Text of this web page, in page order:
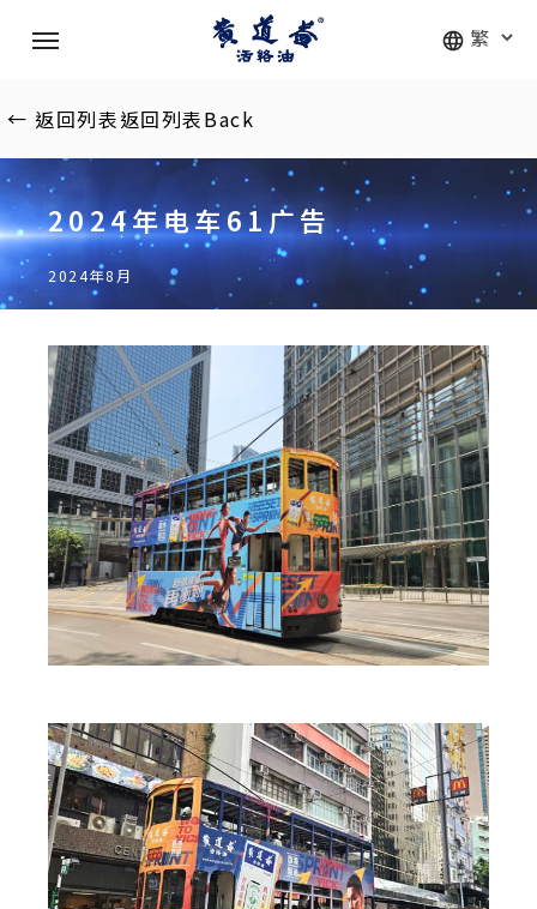
content
Menu
← 返回列表返回列表Back
2024年电车61广告
2024年8月